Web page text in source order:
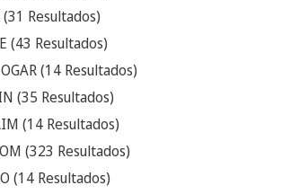
(31 Resultados)
(43 Resultados)
(14 Resultados)
(35 Resultados)
(14 Resultados)
(323 Resultados)
(14 Resultados)